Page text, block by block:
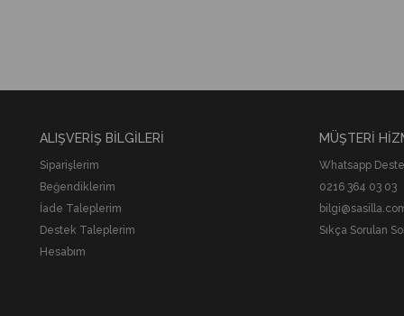
ALIŞVERİŞ BİLGİLERİ
Siparişlerim
Beğendiklerim
İade Taleplerim
Destek Taleplerim
Hesabım
MÜŞTERİ
Whatsapp
0216 364 03 03
Sıkça Sorulan